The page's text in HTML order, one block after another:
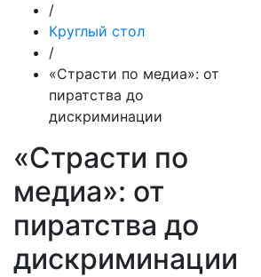
/
Круглый стол
/
«Страсти по медиа»: от
пиратства до
дискриминации
«Страсти по
медиа»: от
пиратства до
дискриминации